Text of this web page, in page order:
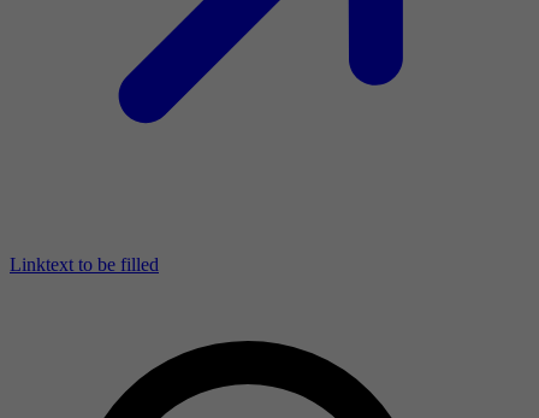
Linktext to be filled